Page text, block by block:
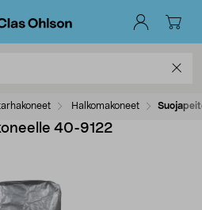
Halkomakoneet
40-9122